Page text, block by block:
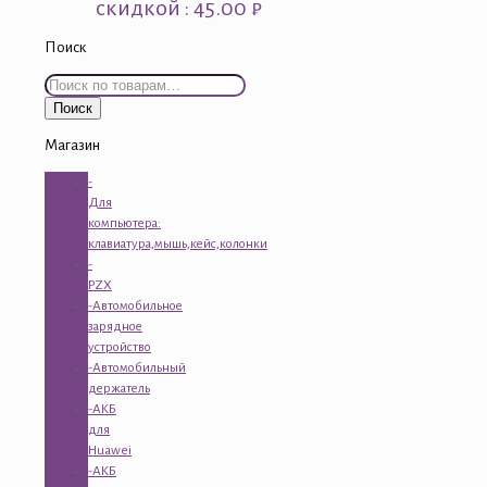
скидкой : 45.00 ₽
Поиск
Искать:
Поиск
Магазин
-
Для
компьютера:
клавиатура,мышь,кейс,колонки
-
PZX
-Автомобильное
зарядное
устройство
-Автомобильный
держатель
-АКБ
для
Huawei
-АКБ